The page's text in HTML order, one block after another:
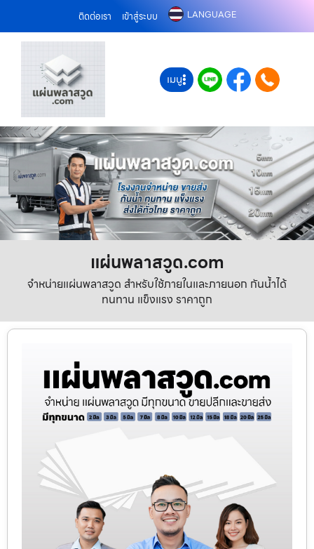
ติดต่อเรา เข้าสู่ระบบ LANGUAGE
เมนู
แผ่นพลาสวูด.com
จำหน่ายแผ่นพลาสวูด สำหรับใช้ภายในและภายนอก กันน้ำได้
ทนทาน แข็งแรง ราคาถูก